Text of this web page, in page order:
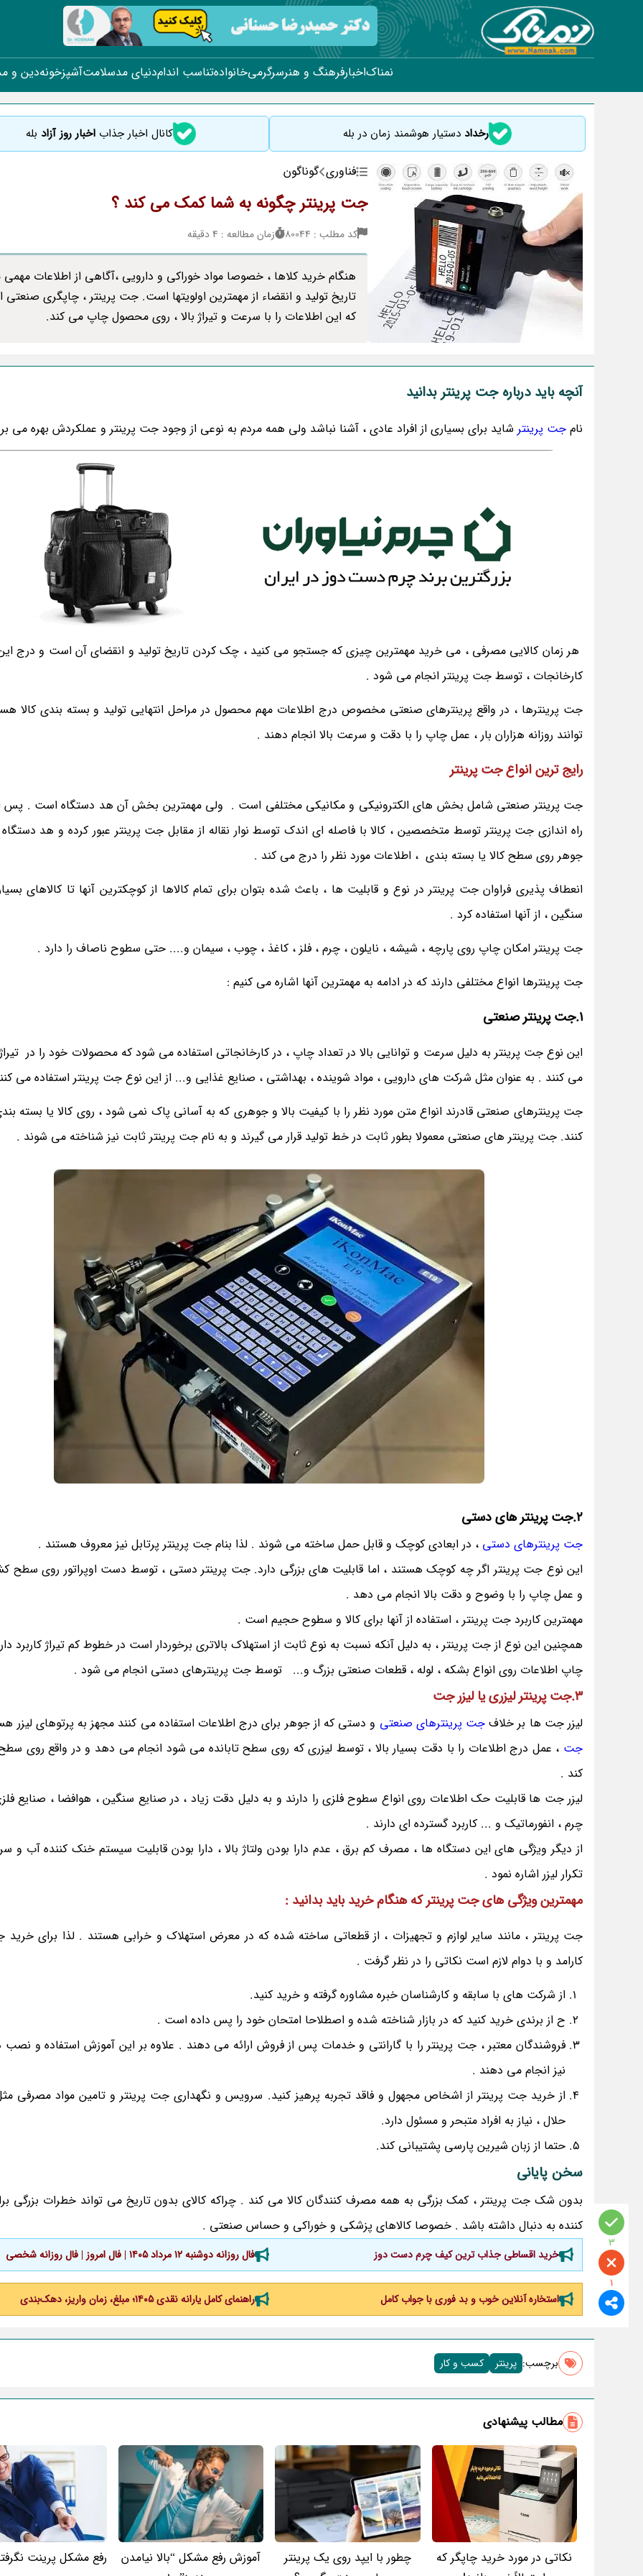
نمناکاخبارفرهنگ و هنرسرگرمیخانوادهتناسب اندامدنیای مدسلامتآشپزخونهدین و
رخداد دستیار هوشمند زمان در بله کانال اخبار جذاب اخبار روز آزاد بله
فناوری گوناگون
جت پرینتر چگونه به شما کمک می کند ؟
کد مطلب : 80044 زمان مطالعه : 4 دقیقه
هنگام خرید کلاها ، خصوصا مواد خوراکی و دارویی ،آگاهی از اطلاعات
تاریخ تولید و انقضاء از مهمترین اولویتها است. جت پرینتر ، چاپگری
که این اطلاعات را با سرعت و تیراژ بالا ، روی محصول چاپ می کند.
آنچه باید درباره جت پرینتر بدانید
نام جت پرینتر شاید برای بسیاری از افراد عادی ، آشنا نباشد ولی همه مردم به نوعی از وجود جت پرینتر و عملکردش بهره می
هر زمان کالایی مصرفی ، می خرید مهمترین چیزی که جستجو می کنید ، چک کردن تاریخ تولید و انقضای آن است و درج
کارخانجات ، توسط جت پرینتر انجام می شود .
جت پرینترها ، در واقع پرینترهای صنعتی مخصوص درج اطلاعات مهم محصول در مراحل انتهایی تولید و بسته بندی کالا
توانند روزانه هزاران بار ، عمل چاپ را با دقت و سرعت بالا انجام دهند .
رایج ترین انواع جت پرینتر
جت پرینتر صنعتی شامل بخش های الکترونیکی و مکانیکی مختلفی است . ولی مهمترین بخش آن هد دستگاه است . پس
راه اندازی جت پرینتر توسط متخصصین ، کالا با فاصله ای اندک توسط نوار نقاله از مقابل جت پرینتر عبور کرده و هد
جوهر روی سطح کالا یا بسته بندی ، اطلاعات مورد نظر را درج می کند .
انعطاف پذیری فراوان جت پرینتر در نوع و قابلیت ها ، باعث شده بتوان برای تمام کالاها از کوچکترین آنها تا کالاهای
سنگین ، از آنها استفاده کرد .
جت پرینتر امکان چاپ روی پارچه ، شیشه ، نایلون ، چرم ، فلز ، کاغذ ، چوب ، سیمان و.... حتی سطوح ناصاف را دارد .
جت پرینترها انواع مختلفی دارند که در ادامه به مهمترین آنها اشاره می کنیم :
1.جت پرینتر صنعتی
این نوع جت پرینتر به دلیل سرعت و توانایی بالا در تعداد چاپ ، در کارخانجاتی استفاده می شود که محصولات خود را در تیراژ
می کنند . به عنوان مثل شرکت های دارویی ، مواد شوینده ، بهداشتی ، صنایع غذایی و... از این نوع جت پرینتر استفاده می
جت پرینترهای صنعتی قادرند انواع متن مورد نظر را با کیفیت بالا و جوهری که به آسانی پاک نمی شود ، روی کالا یا بسته
کنند. جت پرینتر های صنعتی معمولا بطور ثابت در خط تولید قرار می گیرند و به نام جت پرینتر ثابت نیز شناخته می شوند .
2.جت پرینتر های دستی
جت پرینترهای دستی ، در ابعادی کوچک و قابل حمل ساخته می شوند . لذا بنام جت پرینتر پرتابل نیز معروف هستند .
این نوع جت پرینتر اگر چه کوچک هستند ، اما قابلیت های بزرگی دارد. جت پرینتر دستی ، توسط دست اوپراتور روی سطح
و عمل چاپ را با وضوح و دقت بالا انجام می دهد .
مهمترین کاربرد جت پرینتر ، استفاده از آنها برای کالا و سطوح حجیم است .
همچنین این نوع از جت پرینتر ، به دلیل آنکه نسبت به نوع ثابت از استهلاک بالاتری برخوردار است در خطوط کم تیراژ کاربرد
چاپ اطلاعات روی انواع بشکه ، لوله ، قطعات صنعتی بزرگ و... توسط جت پرینترهای دستی انجام می شود .
3.جت پرینتر لیزری یا لیزر جت
لیزر جت ها بر خلاف جت پرینترهای صنعتی و دستی که از جوهر برای درج اطلاعات استفاده می کنند مجهز به پرتوهای لیزر
جت ، عمل درج اطلاعات را با دقت بسیار بالا ، توسط لیزری که روی سطح تابانده می شود انجام می دهد و در واقع روی
کند .
لیزر جت ها قابلیت حک اطلاعات روی انواع سطوح فلزی را دارند و به دلیل دقت زیاد ، در صنایع سنگین ، هوافضا ، صنایع
چرم ، انفورماتیک و ... کاربرد گسترده ای دارند .
از دیگر ویژگی های این دستگاه ها ، مصرف کم برق ، عدم دارا بودن ولتاژ بالا ، دارا بودن قابلیت سیستم خنک کننده آب و
تکرار لیزر اشاره نمود .
مهمترین ویژگی های جت پرینتر که هنگام خرید باید بدانید :
جت پرینتر ، مانند سایر لوازم و تجهیزات ، از قطعاتی ساخته شده که در معرض استهلاک و خرابی هستند . لذا برای خرید
کارامد و با دوام لازم است نکاتی را در نظر گرفت .
از شرکت های با سابقه و کارشناسان خبره مشاوره گرفته و خرید کنید.
ح از برندی خرید کنید که در بازار شناخته شده و اصطلاحا امتحان خود را پس داده است .
فروشندگان معتبر ، جت پرینتر را با گارانتی و خدمات پس از فروش ارائه می دهند . علاوه بر این آموزش استفاده و نصب
نیز انجام می دهند .
از خرید جت پرینتر از اشخاص مجهول و فاقد تجربه پرهیز کنید. سرویس و نگهداری جت پرینتر و تامین مواد مصرفی
حلال ، نیاز به افراد متبحر و مسئول دارد.
حتما از زبان شیرین پارسی پشتیبانی کند.
سخن پایانی
بدون شک جت پرینتر ، کمک بزرگی به همه مصرف کنندگان کالا می کند . چراکه کالای بدون تاریخ می تواند خطرات بزرگی
کننده به دنبال داشته باشد . خصوصا کالاهای پزشکی و خوراکی و حساس صنعتی .
خرید اقساطی جذاب ترین کیف چرم دست دوز فال روزانه دوشنبه ۱۲ مرداد ۱۴۰۵ | فال امروز | فال روزانه شخصی
استخاره آنلاین خوب و بد فوری با جواب کامل راهنمای کامل یارانه نقدی ۱۴۰۵؛ مبلغ، زمان واریز، دهک‌بندی
3
1
برچسب‌: پرینتر کسب و کار
مطالب پیشنهادی
نکاتی در مورد خرید چاپگر که
چطور با ایپد روی یک پرینتر
آموزش رفع مشکل “بالا نیامدن
رفع مشکل پرینت